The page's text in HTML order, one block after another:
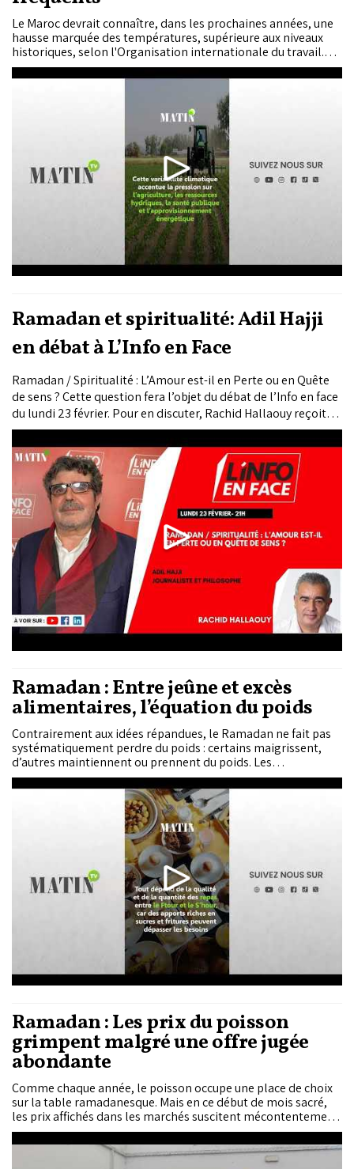
Le Maroc devrait connaître, dans les prochaines années, une
hausse marquée des températures, supérieure aux niveaux
historiques, selon l'Organisation internationale du travail.
Les régions côtières seraient particulièrement exposées, en
raison de l’élévation du niveau de la mer.
Ramadan et spiritualité: Adil Hajji
en débat à L’Info en Face
Ramadan / Spiritualité : L’Amour est-il en Perte ou en Quête
de sens ? Cette question fera l’objet du débat de l’Info en face
du lundi 23 février. Pour en discuter, Rachid Hallaouy reçoit
Adil Hajji, journaliste et philosophe.
Ramadan : Entre jeûne et excès
alimentaires, l’équation du poids
Contrairement aux idées répandues, le Ramadan ne fait pas
systématiquement perdre du poids : certains maigrissent,
d’autres maintiennent ou prennent du poids. Les
professionnels de santé constatent souvent une légère perte
au début du mois, liée à la baisse d’appétit et à la perte d’eau,
puis une stabilisation ou une reprise. Tout dépend de la
qualité et de la quantité des repas entre le Ftour et le S’hour,
car des apports riches en sucres et fritures peuvent dépasser
Ramadan : Les prix du poisson
grimpent malgré une offre jugée
abondante
Comme chaque année, le poisson occupe une place de choix
sur la table ramadanesque. Mais en ce début de mois sacré,
les prix affichés dans les marchés suscitent mécontentement
et interrogations. Selon des données recueillies auprès des
professionnels des marchés de gros, les tarifs varient entre
30 dirhams le kilo pour la sardine et 140...